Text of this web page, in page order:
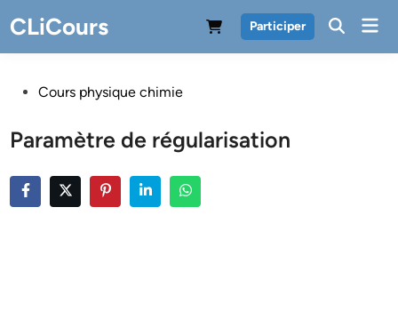
to
content
CLiCours Participer
PostedCours physique chimie
Paramètre de régularisation